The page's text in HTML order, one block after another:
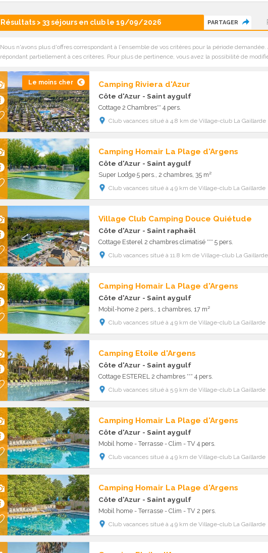
Résultats > 33 séjours en club le 19/09/2026 PARTAGER
Nous n'avons plus d'offres correspondant à l'ensemble de vos critères pour la période
répondant partiellement à ces critères. Pour plus de pertinence, vous avez la possibilité de
Le moins cher Camping Riviera d'Azur
Côte d'Azur - Saint aygulf
Cottage 2 Chambres** 4 pers.
Club vacances situé à 4.8 km de Village-club La Gaillarde
Camping Homair La Plage d'Argens
Côte d'Azur - Saint aygulf
Super Lodge 5 pers., 2 chambres, 35 m²
Club vacances situé à 4.9 km de Village-club La Gaillarde
Village Club Camping Douce Quiétude
Côte d'Azur - Saint raphaël
Cottage Esterel 2 chambres climatisé *** 5 pers.
Club vacances situé à 11.8 km de Village-club La Gaillarde
Camping Homair La Plage d'Argens
Côte d'Azur - Saint aygulf
Mobil-home 2 pers., 1 chambres, 17 m²
Club vacances situé à 4.9 km de Village-club La Gaillarde
Camping Etoile d'Argens
Côte d'Azur - Saint aygulf
Cottage ESTEREL 2 chambres *** 4 pers.
Club vacances situé à 5.9 km de Village-club La Gaillarde
Camping Homair La Plage d'Argens
Côte d'Azur - Saint aygulf
Mobil home - Terrasse - Clim - TV 4 pers.
Club vacances situé à 4.9 km de Village-club La Gaillarde
Camping Homair La Plage d'Argens
Côte d'Azur - Saint aygulf
Mobil home - Terrasse - Clim - TV 2 pers.
Club vacances situé à 4.9 km de Village-club La Gaillarde